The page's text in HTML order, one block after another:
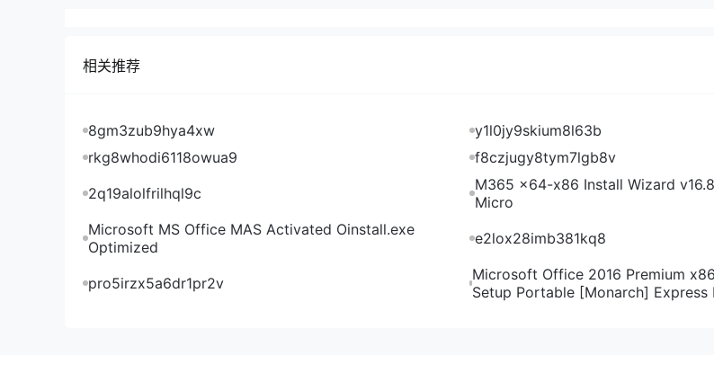
相关推荐
8gm3zub9hya4xw
y1l0jy9skium8l63b
rkg8whodi6118owua9
f8czjugy8tym7lgb8v
2q19alolfrilhql9c
M365 x64-x86 Install Wizard
Micro
Microsoft MS Office MAS Activated Oinstall.exe
Optimized
e2lox28imb381kq8
pro5irzx5a6dr1pr2v
Microsoft Office 2016 Premium
Setup Portable [Monarch] Express